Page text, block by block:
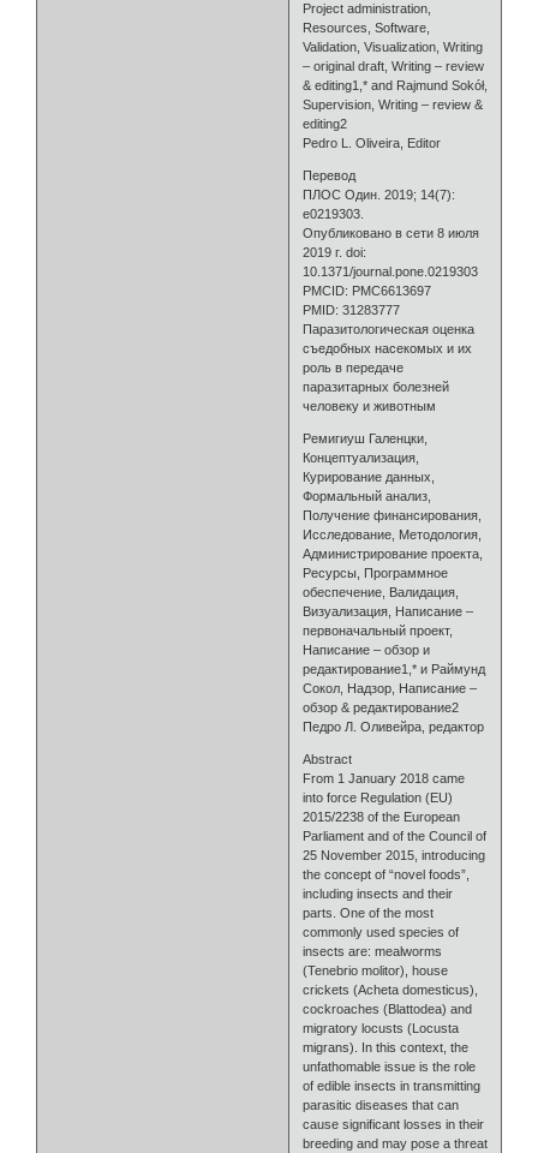
Project administration,
Resources, Software,
Validation, Visualization, Writing
– original draft, Writing – review
& editing1,* and Rajmund Sokół,
Supervision, Writing – review &
editing2
Pedro L. Oliveira, Editor
Перевод
ПЛОС Один. 2019; 14(7):
e0219303.
Опубликовано в сети 8 июля
2019 г. doi:
10.1371/journal.pone.0219303
PMCID: PMC6613697
PMID: 31283777
Паразитологическая оценка
съедобных насекомых и их
роль в передаче
паразитарных болезней
человеку и животным
Ремигиуш Галенцки,
Концептуализация,
Курирование данных,
Формальный анализ,
Получение финансирования,
Исследование, Методология,
Администрирование проекта,
Ресурсы, Программное
обеспечение, Валидация,
Визуализация, Написание –
первоначальный проект,
Написание – обзор и
редактирование1,* и Раймунд
Сокол, Надзор, Написание –
обзор & редактирование2
Педро Л. Оливейра, редактор
Abstract
From 1 January 2018 came
into force Regulation (EU)
2015/2238 of the European
Parliament and of the Council of
25 November 2015, introducing
the concept of “novel foods”,
including insects and their
parts. One of the most
commonly used species of
insects are: mealworms
(Tenebrio molitor), house
crickets (Acheta domesticus),
cockroaches (Blattodea) and
migratory locusts (Locusta
migrans). In this context, the
unfathomable issue is the role
of edible insects in transmitting
parasitic diseases that can
cause significant losses in their
breeding and may pose a threat